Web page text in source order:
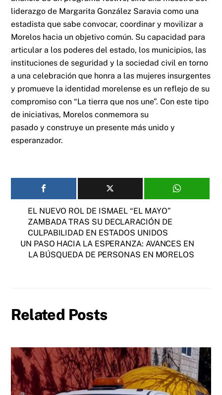
liderazgo de Margarita González Saravia como una
estadista que sabe convocar, coordinar y movilizar a
Morelos hacia un objetivo común. Su capacidad para
articular a los poderes del estado, los municipios, las
instituciones de seguridad y la sociedad civil en torno
a una celebración que honra a las mujeres insurgentes
y promueve la identidad morelense es un reflejo de su
compromiso con “La tierra que nos une”. Con este tipo
de iniciativas, Morelos conmemora su
pasado y construye un presente más unido y
esperanzador.
EL NUEVO ROL DE ISMAEL “EL MAYO”
ZAMBADA TRAS SU DECLARACIÓN DE
CULPABILIDAD EN ESTADOS UNIDOS
UN PASO HACIA LA ESPERANZA: AVANCES EN
LA BÚSQUEDA DE PERSONAS EN MORELOS
Related Posts